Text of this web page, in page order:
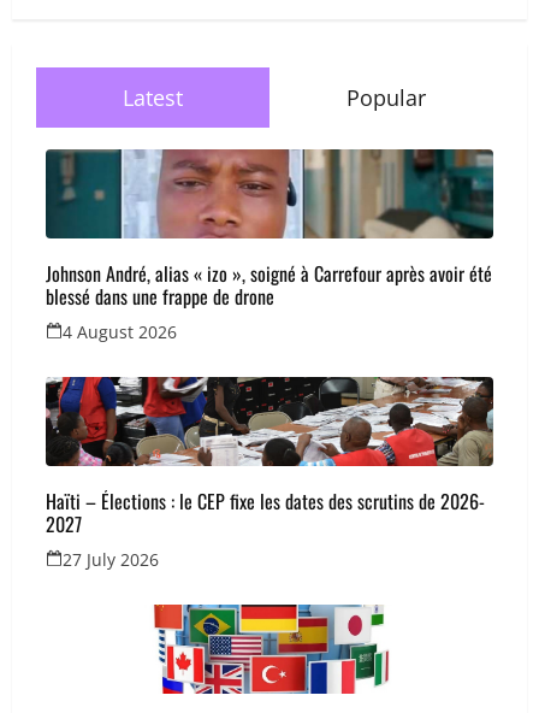
Latest Popular
Johnson André, alias « izo », soigné à Carrefour après avoir été
blessé dans une frappe de drone
4 August 2026
Haïti – Élections : le CEP fixe les dates des scrutins de 2026-
2027
27 July 2026